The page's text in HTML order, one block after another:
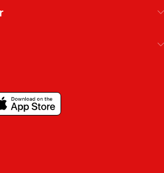
kadar her detayda yanınızda.
verimliliğini artırmak için
hizmetinizdeyiz.